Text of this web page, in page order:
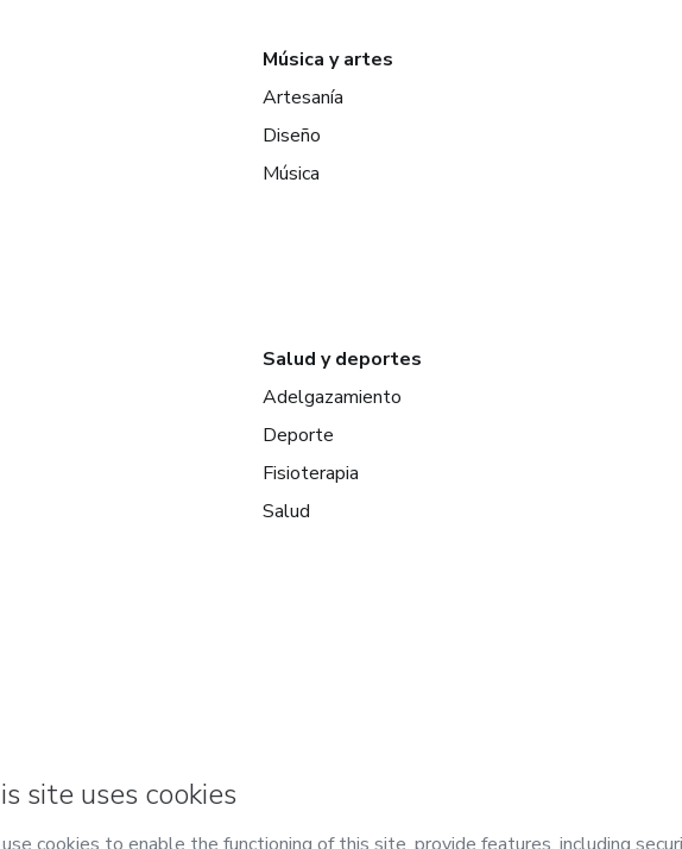
Música y artes
Artesanía
Diseño
Música
Salud y deportes
Adelgazamiento
Deporte
Fisioterapia
Salud